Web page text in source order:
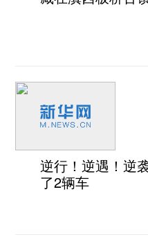
逆行！逆遇！逆
了2辆车